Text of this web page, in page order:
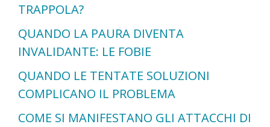
TRAPPOLA?
QUANDO LA PAURA DIVENTA
INVALIDANTE: LE FOBIE
QUANDO LE TENTATE SOLUZIONI
COMPLICANO IL PROBLEMA
COME SI MANIFESTANO GLI ATTACCHI DI